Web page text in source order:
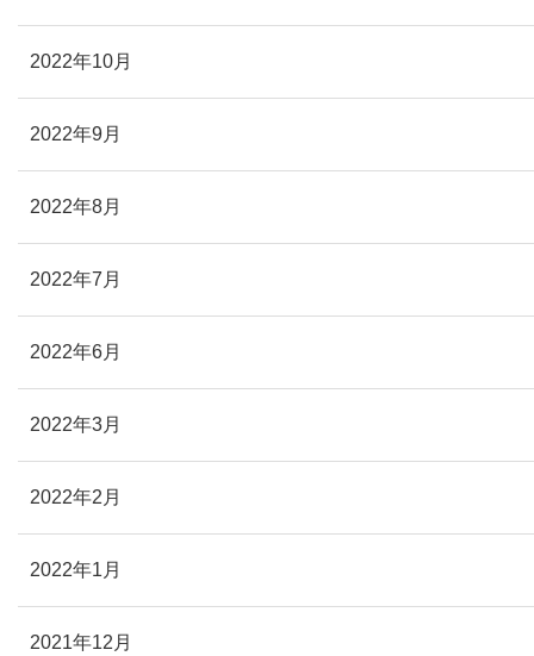
2022年10月
2022年9月
2022年8月
2022年7月
2022年6月
2022年3月
2022年2月
2022年1月
2021年12月